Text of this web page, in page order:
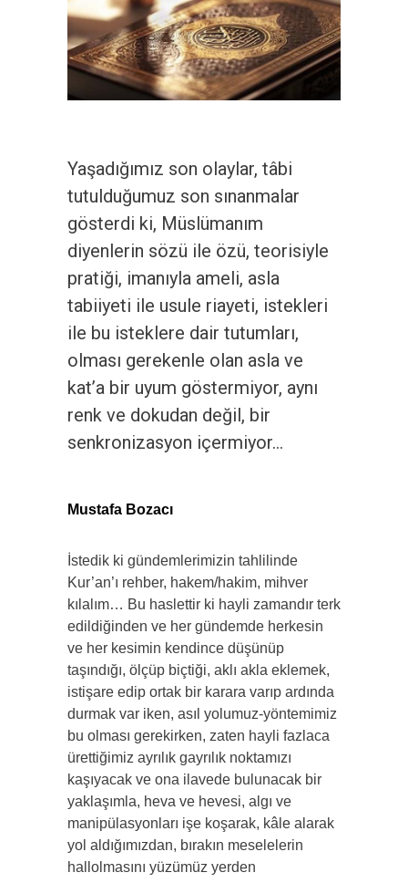
Yaşadığımız son olaylar, tâbi
tutulduğumuz son sınanmalar
gösterdi ki, Müslümanım
diyenlerin sözü ile özü, teorisiyle
pratiği, imanıyla ameli, asla
tabiiyeti ile usule riayeti, istekleri
ile bu isteklere dair tutumları,
olması gerekenle olan asla ve
kat’a bir uyum göstermiyor, aynı
renk ve dokudan değil, bir
senkronizasyon içermiyor…
Mustafa Bozacı
İstedik ki gündemlerimizin tahlilinde
Kur’an’ı rehber, hakem/hakim, mihver
kılalım… Bu haslettir ki hayli zamandır terk
edildiğinden ve her gündemde herkesin
ve her kesimin kendince düşünüp
taşındığı, ölçüp biçtiği, aklı akla eklemek,
istişare edip ortak bir karara varıp ardında
durmak var iken, asıl yolumuz-yöntemimiz
bu olması gerekirken, zaten hayli fazlaca
ürettiğimiz ayrılık gayrılık noktamızı
kaşıyacak ve ona ilavede bulunacak bir
yaklaşımla, heva ve hevesi, algı ve
manipülasyonları işe koşarak, kâle alarak
yol aldığımızdan, bırakın meselelerin
hallolmasını yüzümüz yerden